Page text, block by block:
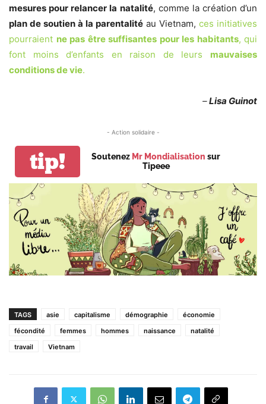
mesures pour relancer la natalité, comme la création d’un
plan de soutien à la parentalité au Vietnam, ces initiatives
pourraient ne pas être suffisantes pour les habitants, qui
font moins d’enfants en raison de leurs mauvaises
conditions de vie.
–Lisa Guinot
- Action solidaire -
tip! Soutenez Mr Mondialisation sur
Tipeee
TAGS asie capitalisme démographie
économie
fécondité
femmes hommes naissance
natalité
travail
Vietnam